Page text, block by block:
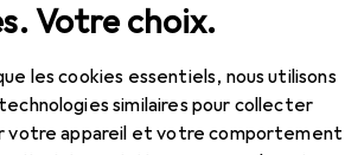
Votre choix.
les cookies essentiels, nous utilisons
similaires pour collecter
votre appareil et votre comportement
Han Plaque de soutien
à partir de 2 pièces
HanPlaque de soutien